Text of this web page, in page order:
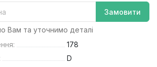
Замовити
Вам та уточнимо деталі
178
D